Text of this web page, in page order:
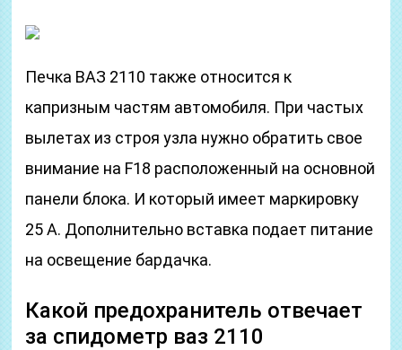
Печка ВАЗ 2110 также относится к
капризным частям автомобиля. При частых
вылетах из строя узла нужно обратить свое
внимание на F18 расположенный на основной
панели блока. И который имеет маркировку
25 А. Дополнительно вставка подает питание
на освещение бардачка.
Какой предохранитель отвечает
за спидометр ваз 2110